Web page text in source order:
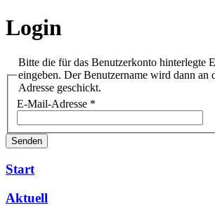
Login
Bitte die für das Benutzerkonto hinterlegte
eingeben. Der Benutzername wird dann an
Adresse geschickt.
E-Mail-Adresse *
Senden
Start
Aktuell